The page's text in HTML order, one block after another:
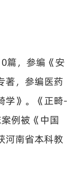
篇，参编《安
，参编医药
学》。《正畸-
例被《中国
河南省本科教